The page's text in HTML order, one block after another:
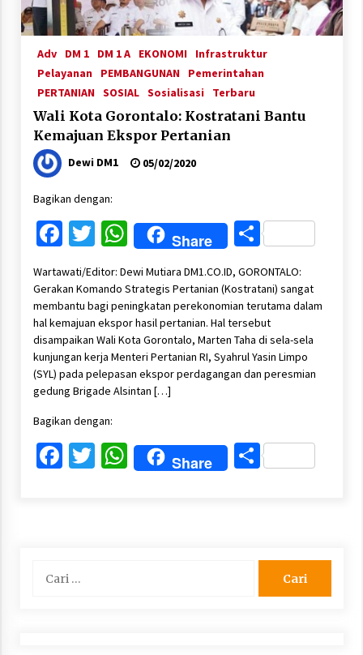
Adv DM 1 DM 1 A EKONOMI
Infrastruktur
Pelayanan
PEMBANGUNAN
Pemerintahan
PERTANIAN SOSIAL Sosialisasi Terbaru
Wali Kota Gorontalo: Kostratani Bantu
Kemajuan Ekspor Pertanian
Dewi DM1 05/02/2020
Bagikan dengan:
Facebook
Twitter
WhatsApp
Share Share
Wartawati/Editor: Dewi Mutiara DM1.CO.ID, GORONTALO:
Gerakan Komando Strategis Pertanian (Kostratani) sangat
membantu bagi peningkatan perekonomian terutama dalam
hal kemajuan ekspor hasil pertanian. Hal tersebut
disampaikan Wali Kota Gorontalo, Marten Taha di sela-sela
kunjungan kerja Menteri Pertanian RI, Syahrul Yasin Limpo
(SYL) pada pelepasan ekspor perdagangan dan peresmian
gedung Brigade Alsintan […]
Bagikan dengan:
Facebook
Twitter
WhatsApp
Share Share
untuk: